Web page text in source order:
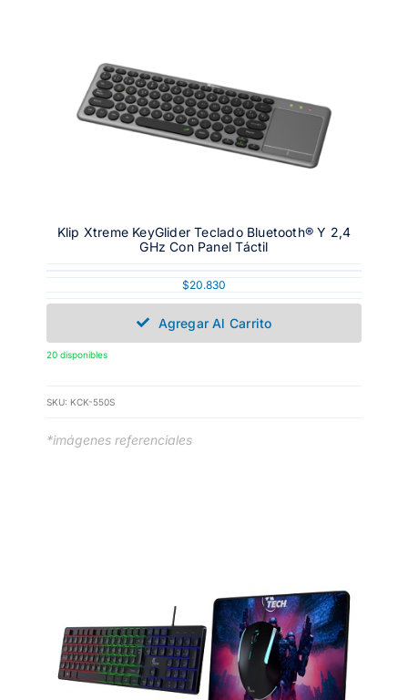
Klip Xtreme KeyGlider Teclado Bluetooth® Y 2,4
GHz Con Panel Táctil
$20.830
Agregar Al Carrito
20 disponibles
SKU: KCK-550S
*imágenes referenciales